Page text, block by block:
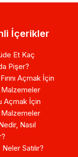
İçerikler
Et Kaç
Pişer?
Açmak İçin
Açmak İçin
Nasıl
Satılır?